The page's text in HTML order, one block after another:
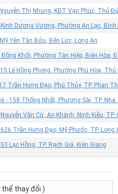
Thị Nhung, KĐT Vạn Phúc, Thủ
Dương Vương, Phường An Lạc, Bình
Mỹ Yên Tân Bửu, Bến Lức, Long An
Đồng Khởi, Phường Tân Hiệp, Biên Hòa,
Lê Hồng Phong, Phường Phú Hòa,
Trần Hưng Đạo, Phú Thủy, TP. Phan
- 158 Thống Nhất, Phương Sài, TP.
Văn Cừ, An Khánh, Ninh Kiều,
Trần Hưng Đạo, Mỹ Phước, TP. Long
Lạc Hồng, TP. Rạch Giá, Kiên Giang
thể thay đổi )